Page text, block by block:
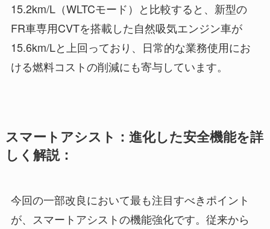
15.2km/L（WLTCモード）と比較すると、新型の
FR車専用CVTを搭載した自然吸気エンジン車が
15.6km/Lと上回っており、日常的な業務使用にお
ける燃料コストの削減にも寄与しています。
スマートアシスト：進化した安全機能を詳
しく解説：
今回の一部改良において最も注目すべきポイント
が、スマートアシストの機能強化です。従来から